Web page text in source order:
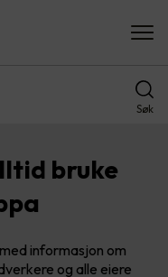
Søk
bruke
informasjon om
og alle eiere